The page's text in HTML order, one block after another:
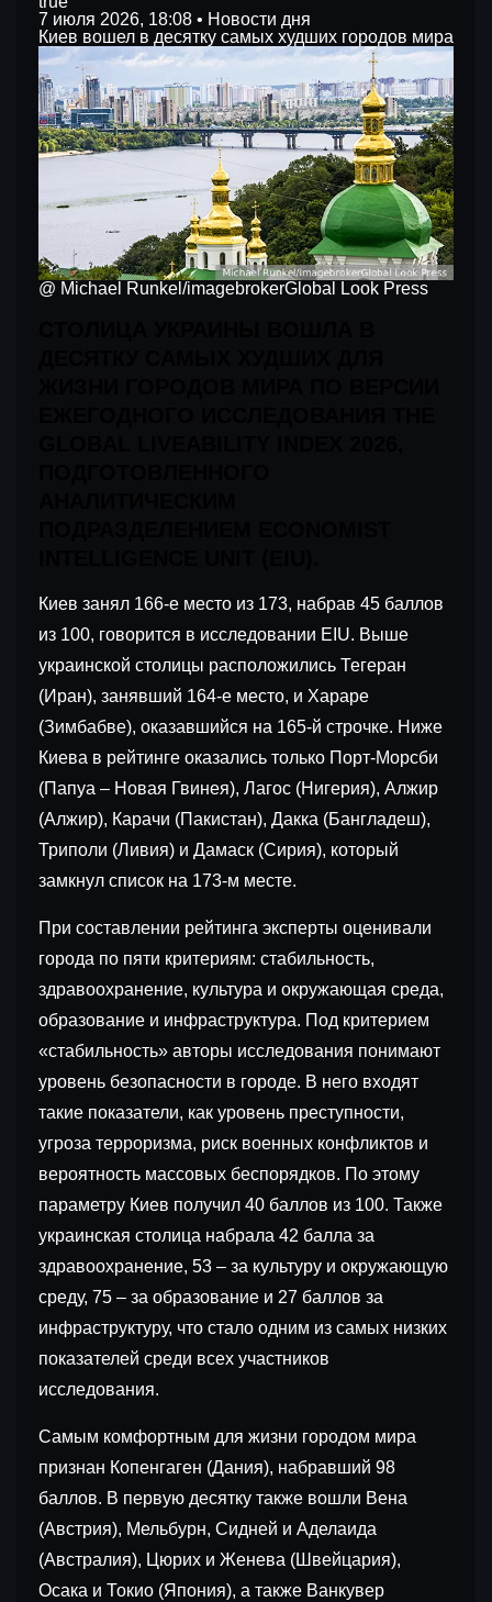
7 июля 2026, 18:08 • Новости дня
Киев вошел в десятку самых худших городов мира
@ Michael Runkel/imagebrokerGlobal Look Press
Киев занял 166-е место из 173, набрав 45 баллов
из 100, говорится в исследовании EIU. Выше
украинской столицы расположились Тегеран
(Иран), занявший 164-е место, и Хараре
(Зимбабве), оказавшийся на 165-й строчке. Ниже
Киева в рейтинге оказались только Порт-Морсби
(Папуа – Новая Гвинея), Лагос (Нигерия), Алжир
(Алжир), Карачи (Пакистан), Дакка (Бангладеш),
Триполи (Ливия) и Дамаск (Сирия), который
замкнул список на 173-м месте.
При составлении рейтинга эксперты оценивали
города по пяти критериям: стабильность,
здравоохранение, культура и окружающая среда,
образование и инфраструктура. Под критерием
«стабильность» авторы исследования понимают
уровень безопасности в городе. В него входят
такие показатели, как уровень преступности,
угроза терроризма, риск военных конфликтов и
вероятность массовых беспорядков. По этому
параметру Киев получил 40 баллов из 100. Также
украинская столица набрала 42 балла за
здравоохранение, 53 – за культуру и окружающую
среду, 75 – за образование и 27 баллов за
инфраструктуру, что стало одним из самых низких
показателей среди всех участников
исследования.
Самым комфортным для жизни городом мира
признан Копенгаген (Дания), набравший 98
баллов. В первую десятку также вошли Вена
(Австрия), Мельбурн, Сидней и Аделаида
(Австралия), Цюрих и Женева (Швейцария),
Осака и Токио (Япония), а также Ванкувер